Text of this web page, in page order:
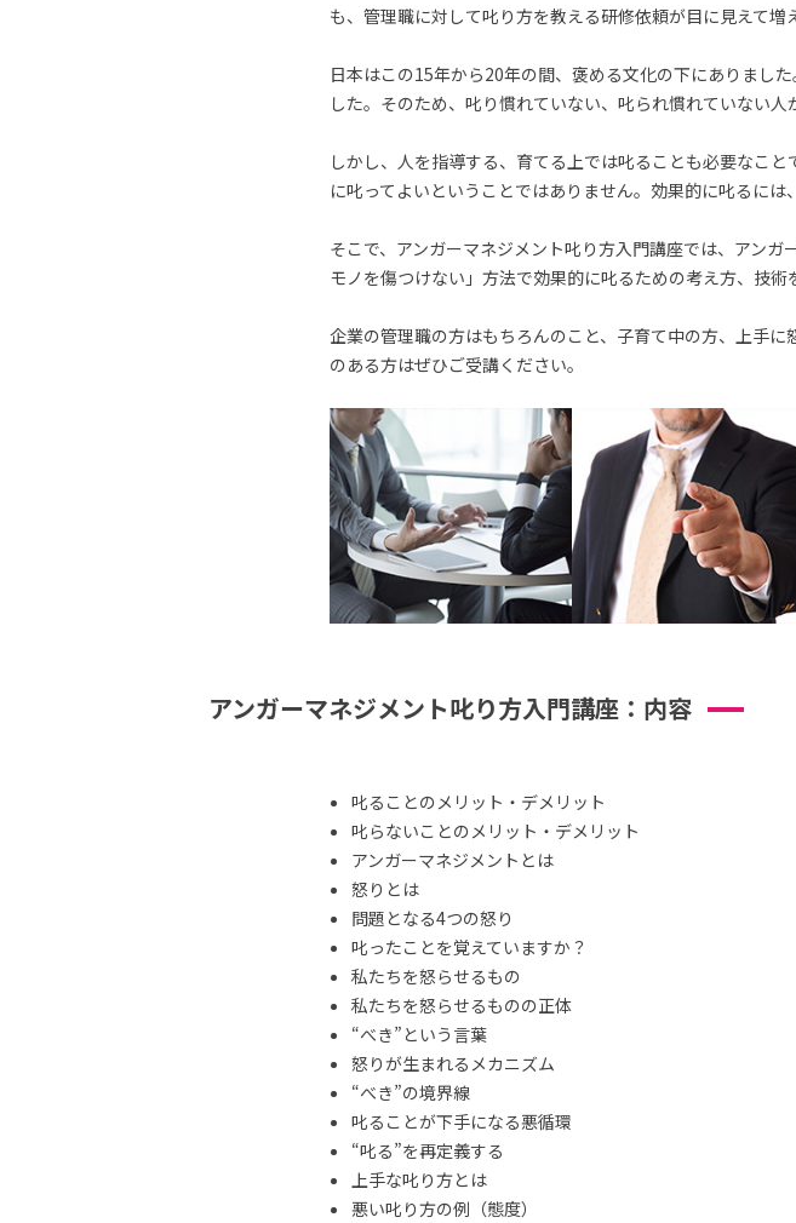
も、管理職に対して叱り方を教える研修依頼が目に見えて増
日本はこの15年から20年の間、褒める文化の下にありまし
した。そのため、叱り慣れていない、叱られ慣れていない人
しかし、人を指導する、育てる上では叱ることも必要なこ
に叱ってよいということではありません。効果的に叱るには
そこで、アンガーマネジメント叱り方入門講座では、アン
モノを傷つけない」方法で効果的に叱るための考え方、技術
企業の管理職の方はもちろんのこと、子育て中の方、上手
のある方はぜひご受講ください。
アンガーマネジメント叱り方入門講座：内容
叱ることのメリット・デメリット
叱らないことのメリット・デメリット
アンガーマネジメントとは
怒りとは
問題となる4つの怒り
叱ったことを覚えていますか？
私たちを怒らせるもの
私たちを怒らせるものの正体
“べき”という言葉
怒りが生まれるメカニズム
“べき”の境界線
叱ることが下手になる悪循環
“叱る”を再定義する
上手な叱り方とは
悪い叱り方の例（態度）